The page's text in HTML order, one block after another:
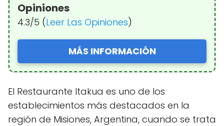
Opiniones
4.3/5 (Leer Las Opiniones)
MÁS INFORMACIÓN
El Restaurante Itakua es uno de los
establecimientos más destacados en la
región de Misiones, Argentina, cuando se trata